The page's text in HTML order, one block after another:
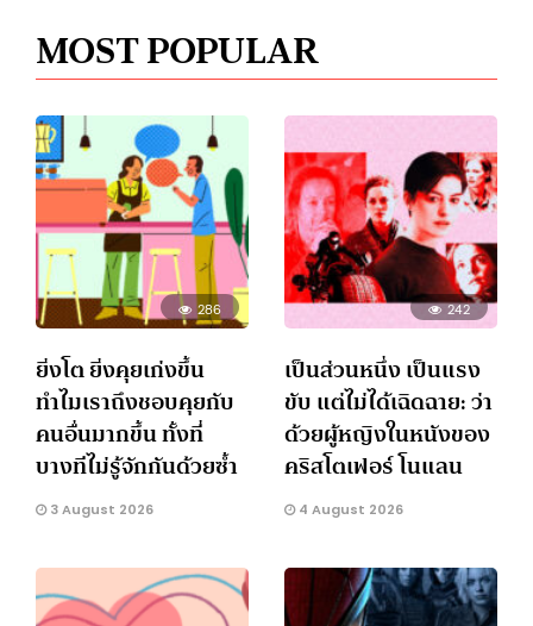
MOST POPULAR
286
ยิ่งโต ยิ่งคุยเก่งขึ้น
ทำไมเราถึงชอบคุยกับ
คนอื่นมากขึ้น ทั้งที่
บางทีไม่รู้จักกันด้วยซ้ำ
3 August 2026
242
เป็นส่วนหนึ่ง เป็นแรง
ขับ แต่ไม่ได้เฉิดฉาย: ว่า
ด้วยผู้หญิงในหนังของ
คริสโตเฟอร์ โนแลน
4 August 2026